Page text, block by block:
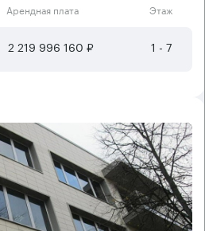
Арендная плата Этаж
2 219 996 160 ₽ 1 - 7